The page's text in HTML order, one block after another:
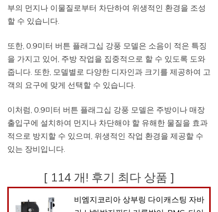
부의 먼지나 이물질로부터 차단하여 위생적인 환경을 조성
할 수 있습니다.
또한, 0.9미터 버튼 플래그십 강풍 모델은 소음이 적은 특징
을 가지고 있어, 주방 작업을 집중적으로 할 수 있도록 도와
줍니다. 또한, 모델별로 다양한 디자인과 크기를 제공하여 고
객의 요구에 맞게 선택할 수 있습니다.
이처럼, 0.9미터 버튼 플래그십 강풍 모델은 주방이나 매장
출입구에 설치하여 먼지나 차단해야 할 유해한 물질을 효과
적으로 방지할 수 있으며, 위생적인 작업 환경을 제공할 수
있는 장비입니다.
[ 114 개! 후기 최다 상품 ]
비엠지코리아 상부링 다이캐스팅 자바